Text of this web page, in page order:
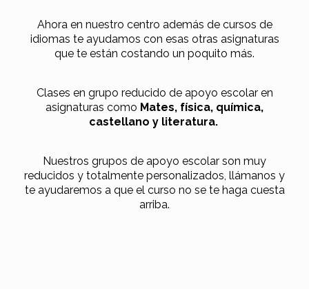
Ahora en nuestro centro además de cursos de
idiomas te ayudamos con esas otras asignaturas
que te están costando un poquito más.
Clases en grupo reducido de apoyo escolar en
asignaturas como Mates, física, química,
castellano y literatura.
Nuestros grupos de apoyo escolar son muy
reducidos y totalmente personalizados, llámanos y
te ayudaremos a que el curso no se te haga cuesta
arriba.